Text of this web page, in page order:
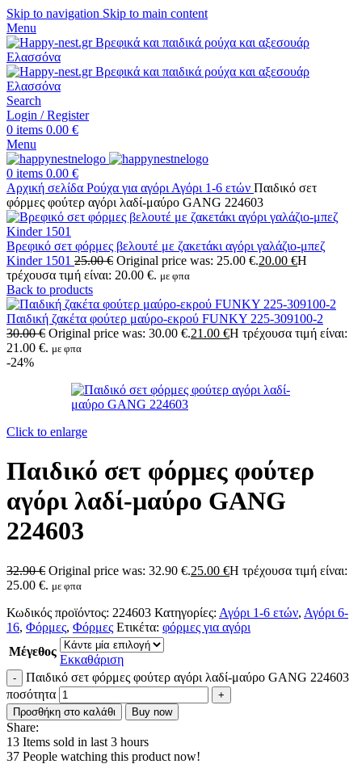
Skip to navigation Skip to main content
Menu
Search
Login / Register
0 items 0.00 €
Menu
0 items 0.00 €
Αρχική σελίδα Ρούχα για αγόρι Αγόρι 1-6 ετών Παιδικό σετ
φόρμες φούτερ αγόρι λαδί-μαύρο GANG 224603
Βρεφικό σετ φόρμες βελουτέ με ζακετάκι αγόρι γαλάζιο-μπεζ
Kinder 1501 25.00€ Original price was: 25.00 €.20.00 €Η
τρέχουσα τιμή είναι: 20.00 €. με φπα
Back to products
Παιδική ζακέτα φούτερ μαύρο-εκρού FUNKY 225-309100-2
30.00€ Original price was: 30.00 €.21.00 €Η τρέχουσα τιμή είναι:
21.00 €. με φπα
-24%
Click to enlarge
Παιδικό σετ φόρμες φούτερ
αγόρι λαδί-μαύρο GANG
224603
32.90€ Original price was: 32.90 €.25.00 €Η τρέχουσα τιμή είναι:
25.00 €. με φπα
Κωδικός προϊόντος: 224603 Κατηγορίες: Αγόρι 1-6 ετών, Αγόρι 6-
16, Φόρμες, Φόρμες Ετικέτα: φόρμες για αγόρι
Μέγεθος
Εκκαθάριση
Παιδικό σετ φόρμες φούτερ αγόρι λαδί-μαύρο GANG 224603
ποσότητα
Προσθήκη στο καλάθι Buy now
Share:
13 Items sold in last 3 hours
37 People watching this product now!